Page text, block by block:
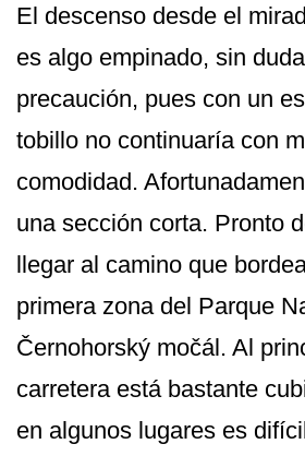
El descenso desde el
es algo empinado, sin
precaución, pues con un
tobillo no continuaría con
comodidad.
una sección corta. Pronto
llegar al camino que
primera zona del Parque
Černohorský močál. Al
carretera está bastante
en algunos lugares es